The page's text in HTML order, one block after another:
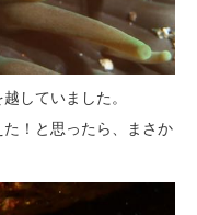
していました。
！と思ったら、まさか